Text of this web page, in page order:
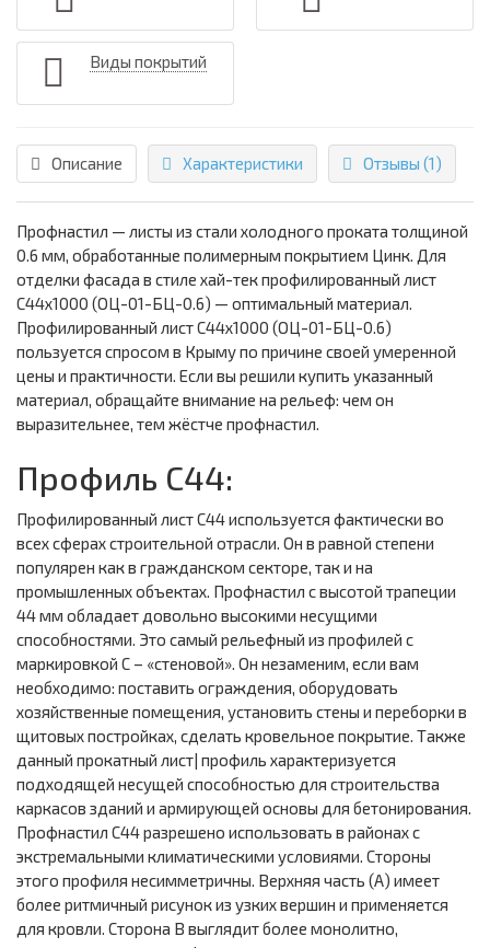
Виды покрытий
Описание Характеристики Отзывы (1)
Профнастил — листы из стали холодного проката толщиной
0.6 мм, обработанные полимерным покрытием Цинк. Для
отделки фасада в стиле хай-тек профилированный лист
С44х1000 (ОЦ-01-БЦ-0.6) — оптимальный материал.
Профилированный лист С44х1000 (ОЦ-01-БЦ-0.6)
пользуется спросом в Крыму по причине своей умеренной
цены и практичности. Если вы решили купить указанный
материал, обращайте внимание на рельеф: чем он
выразительнее, тем жёстче профнастил.
Профиль С44:
Профилированный лист С44 используется фактически во
всех сферах строительной отрасли. Он в равной степени
популярен как в гражданском секторе, так и на
промышленных объектах. Профнастил с высотой трапеции
44 мм обладает довольно высокими несущими
способностями. Это самый рельефный из профилей с
маркировкой С – «стеновой». Он незаменим, если вам
необходимо: поставить ограждения, оборудовать
хозяйственные помещения, установить стены и переборки в
щитовых постройках, сделать кровельное покрытие. Также
данный прокатный лист| профиль характеризуется
подходящей несущей способностью для строительства
каркасов зданий и армирующей основы для бетонирования.
Профнастил С44 разрешено использовать в районах с
экстремальными климатическими условиями. Стороны
этого профиля несимметричны. Верхняя часть (А) имеет
более ритмичный рисунок из узких вершин и применяется
для кровли. Сторона В выглядит более монолитно,